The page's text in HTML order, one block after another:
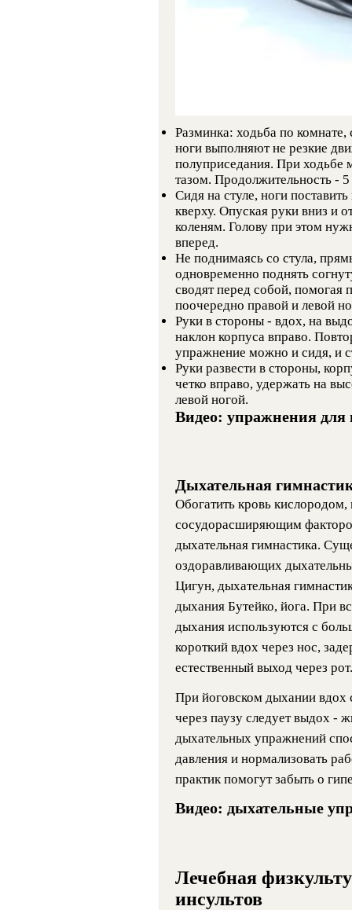
Разминка: ходьба по
ноги выполняют не резкие
полуприседания. При ходьбе
тазом. Продолжительность -
Сидя на стуле, ноги
кверху. Опуская руки вниз и
коленям. Голову при этом
вперед.
Не поднимаясь со стула,
одновременно поднять
сводят перед собой, помогая
поочередно правой и левой
Руки в стороны - вдох, на
наклон корпуса вправо.
упражнение можно и сидя, и
Руки развести в стороны,
четко вправо, удержать на
левой ногой.
Видео: упражнения для
Дыхательная
Обогатить кровь
сосудорасширяющим
дыхательная гимнастика.
оздоравливающих
Цигун, дыхательная
дыхания Бутейко, йога. При
дыхания используются с
короткий вдох через нос,
естественный выход через рот.
При йоговском дыхании вдох
через паузу следует выдох -
дыхательных упражнений
давления и нормализовать
практик помогут забыть о
Видео: дыхательные
Лечебная
инсультов